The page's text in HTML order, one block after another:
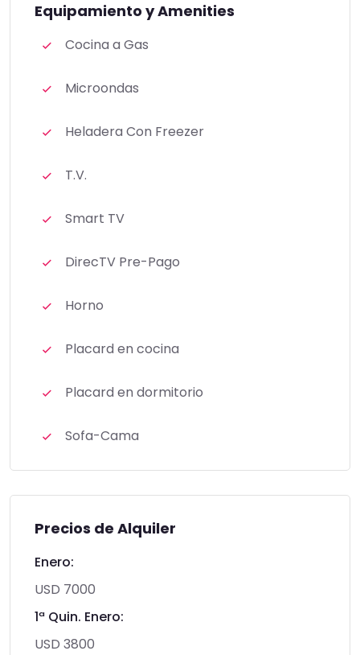
Equipamiento y Amenities
Cocina a Gas
Microondas
Heladera Con Freezer
T.V.
Smart TV
DirecTV Pre-Pago
Horno
Placard en cocina
Placard en dormitorio
Sofa-Cama
Precios de Alquiler
Enero:
USD 7000
1ª Quin. Enero:
USD 3800